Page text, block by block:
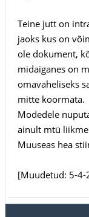
Teine jutt on
jaoks kus on
ole dokument,
midaiganes on
omavaheliseks
mitte koormata.
Modedele
ainult mtü
Muuseas hea
[Muudetud: 5-4-